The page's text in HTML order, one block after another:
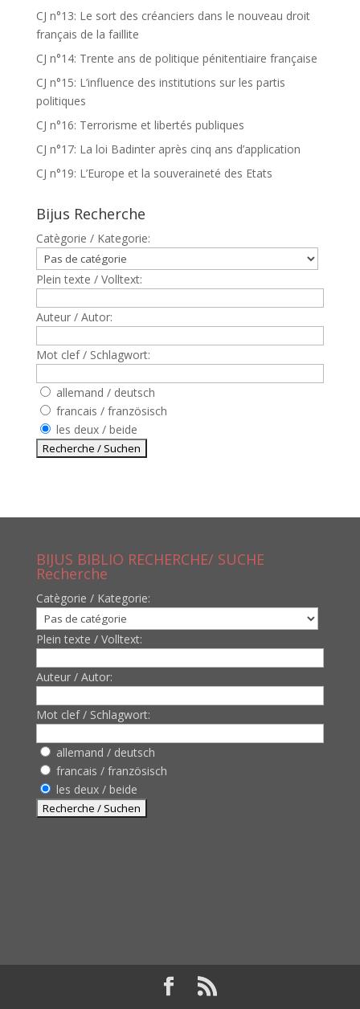
CJ n°13: Le sort des créanciers dans le nouveau droit
français de la faillite
CJ n°14: Trente ans de politique pénitentiaire française
CJ n°15: L’influence des institutions sur les partis
politiques
CJ n°16: Terrorisme et libertés publiques
CJ n°17: La loi Badinter après cinq ans d’application
CJ n°19: L’Europe et la souveraineté des Etats
Bijus Recherche
Catègorie / Kategorie:
Plein texte / Volltext:
Auteur / Autor:
Mot clef / Schlagwort:
allemand / deutsch
francais / französisch
les deux / beide
BIJUS BIBLIO RECHERCHE/ SUCHE
Recherche
Catègorie / Kategorie:
Plein texte / Volltext:
Auteur / Autor:
Mot clef / Schlagwort:
allemand / deutsch
francais / französisch
les deux / beide